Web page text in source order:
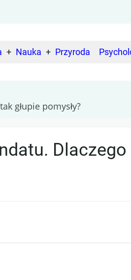
Nauka Przyroda
głupie pomysły?